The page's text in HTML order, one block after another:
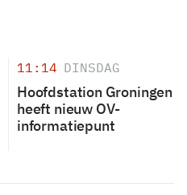
11:14 DINSDAG
Hoofdstation Groningen
heeft nieuw OV-
informatiepunt